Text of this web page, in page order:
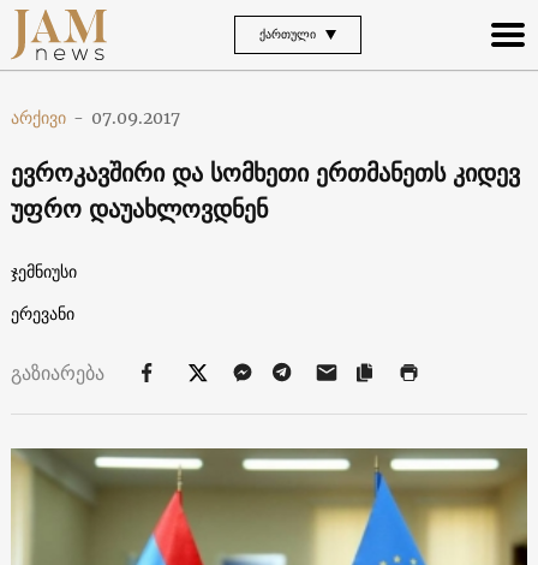
ᲥᲐᲠᲗᲣᲚᲘ
არქივი - 07.09.2017
ევროკავშირი და სომხეთი ერთმანეთს კიდევ
უფრო დაუახლოვდნენ
ჯემნიუსი
ერევანი
გაზიარება